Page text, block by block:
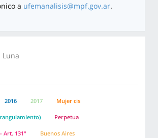
a ufemanalisis@mpf.gov.ar.
Luna
2016 2017 Mujer cis
Perpetua
Art. 131° Buenos Aires